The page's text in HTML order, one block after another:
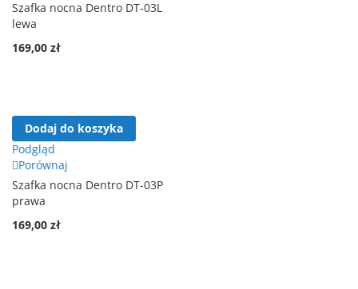
Szafka nocna Dentro DT-03L
lewa
169,00 zł
Dodaj do koszyka
Podgląd
Porównaj
Szafka nocna Dentro DT-03P
prawa
169,00 zł